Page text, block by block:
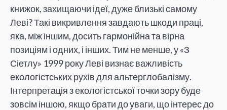
книжок, захищаючи ідеї, дуже близькі самому
Леві? Такі викривлення завдають шкоди праці,
яка, між іншим, досить гармонійна та вірна
позиціям і одних, і інших. Тим не менше, у «З
Сіетлу» 1999 року Леві визнає важливість
екологістських рухів для альтерглобалізму.
Інтерпретація з екологістської точки зору буде
зовсім іншою, якщо брати до уваги, що інтерес до